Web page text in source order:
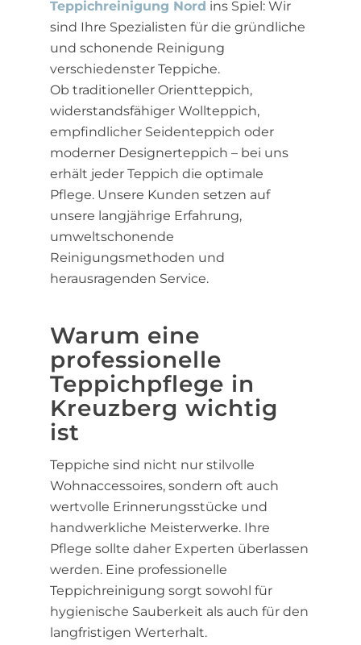
Teppichreinigung Nord ins Spiel: Wir
sind Ihre Spezialisten für die gründliche
und schonende Reinigung
verschiedenster Teppiche.
Ob traditioneller Orientteppich,
widerstandsfähiger Wollteppich,
empfindlicher Seidenteppich oder
moderner Designerteppich – bei uns
erhält jeder Teppich die optimale
Pflege. Unsere Kunden setzen auf
unsere langjährige Erfahrung,
umweltschonende
Reinigungsmethoden und
herausragenden Service.
Warum eine
professionelle
Teppichpflege in
Kreuzberg wichtig
ist
Teppiche sind nicht nur stilvolle
Wohnaccessoires, sondern oft auch
wertvolle Erinnerungsstücke und
handwerkliche Meisterwerke. Ihre
Pflege sollte daher Experten überlassen
werden. Eine professionelle
Teppichreinigung sorgt sowohl für
hygienische Sauberkeit als auch für den
langfristigen Werterhalt.